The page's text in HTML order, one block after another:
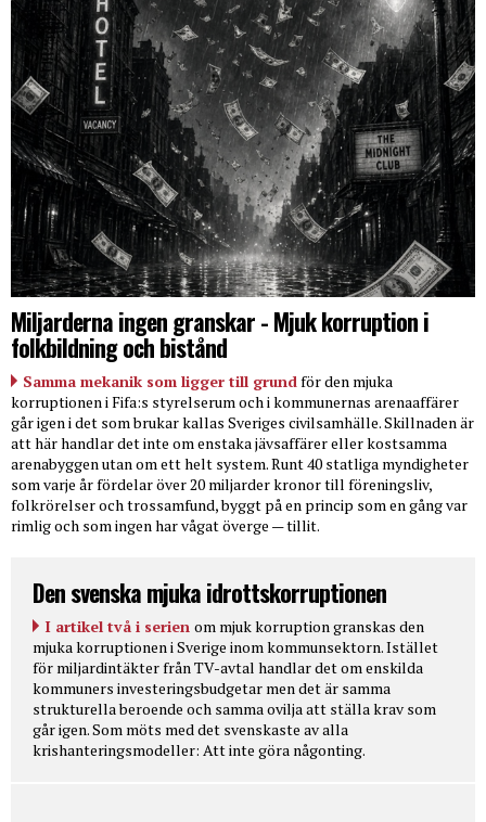
Miljarderna ingen granskar - Mjuk korruption i
folkbildning och bistånd
Samma mekanik som ligger till grundför den mjuka
korruptionen i Fifa:s styrelserum och i kommunernas arenaaffärer
går igen i det som brukar kallas Sveriges civilsamhälle. Skillnaden är
att här handlar det inte om enstaka jävsaffärer eller kostsamma
arenabyggen utan om ett helt system. Runt 40 statliga myndigheter
som varje år fördelar över 20 miljarder kronor till föreningsliv,
folkrörelser och trossamfund, byggt på en princip som en gång var
rimlig och som ingen har vågat överge — tillit.
Den svenska mjuka idrottskorruptionen
I artikel två i serien om mjuk korruption granskas den
mjuka korruptionen i Sverige inom kommunsektorn. Istället
för miljardintäkter från TV-avtal handlar det om enskilda
kommuners investeringsbudgetar men det är samma
strukturella beroende och samma ovilja att ställa krav som
går igen. Som möts med det svenskaste av alla
krishanteringsmodeller: Att inte göra någonting.